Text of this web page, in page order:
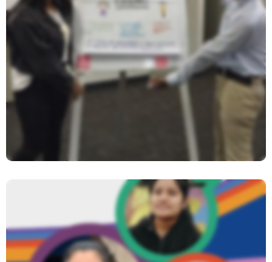
Red Interdistrital De Municipios
Escolares Participaron En Taller
Sobre Inversión Púbica En Infancia